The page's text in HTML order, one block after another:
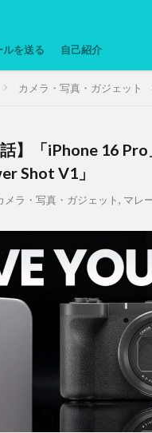
ルを送る 自己紹介
カメラ・写真・ガジェット
】「iPhone 16 Pro
Shot V1」
メラ・写真・ガジェット, マレ
画
ヨーグルト
ロークッカー
日本人村社会